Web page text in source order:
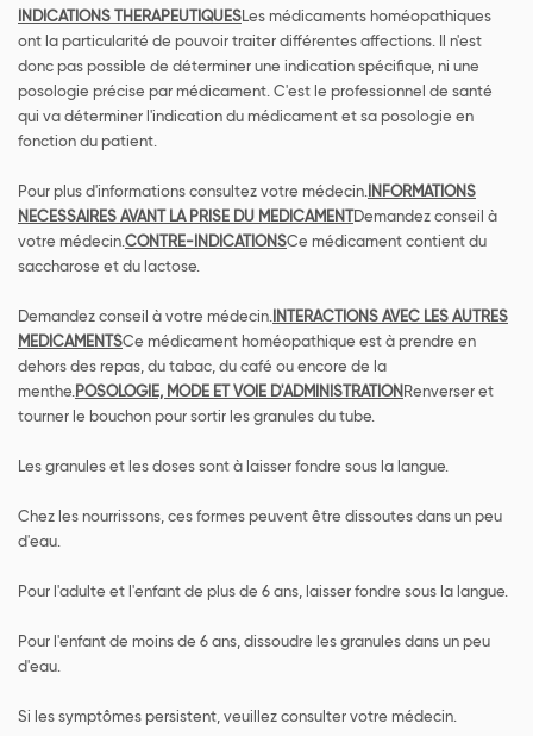
INDICATIONS THERAPEUTIQUESLes médicaments homéopathiques
ont la particularité de pouvoir traiter différentes affections. Il n'est
donc pas possible de déterminer une indication spécifique, ni une
posologie précise par médicament. C'est le professionnel de santé
qui va déterminer l'indication du médicament et sa posologie en
fonction du patient.
Pour plus d'informations consultez votre médecin. INFORMATIONS
NECESSAIRES AVANT LA PRISE DU MEDICAMENTDemandez conseil à
votre médecin.CONTRE-INDICATIONSCe médicament contient du
saccharose et du lactose.
Demandez conseil à votre médecin. INTERACTIONS AVEC LES AUTRES
MEDICAMENTSCe médicament homéopathique est à prendre en
dehors des repas, du tabac, du café ou encore de la
menthe.POSOLOGIE, MODE ET VOIE D'ADMINISTRATION Renverser et
tourner le bouchon pour sortir les granules du tube.
Les granules et les doses sont à laisser fondre sous la langue.
Chez les nourrissons, ces formes peuvent être dissoutes dans un peu
d'eau.
Pour l'adulte et l'enfant de plus de 6 ans, laisser fondre sous la langue.
Pour l'enfant de moins de 6 ans, dissoudre les granules dans un peu
d'eau.
Si les symptômes persistent, veuillez consulter votre médecin.